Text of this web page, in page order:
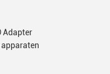
Adapter